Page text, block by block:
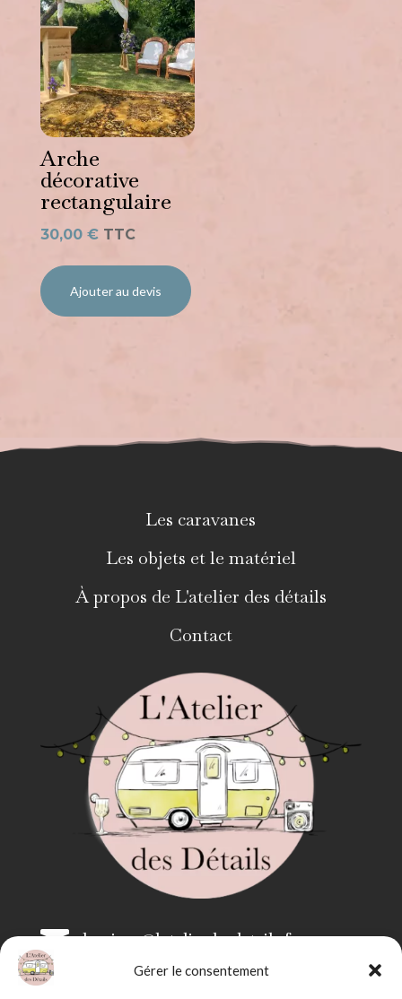
Gérer le consentement
Arche
décorative
rectangulaire
30,00 € TTC
Ajouter au devis
Les caravanes
Les objets et le matériel
À propos de L'atelier des détails
Contact
 bonjour@latelierdesdetails.fr